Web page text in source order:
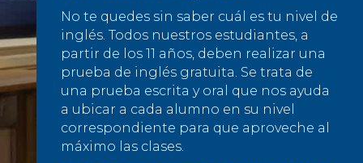
No te quedes sin saber cuál es tu nivel de
inglés. Todos nuestros estudiantes, a
partir de los 11 años, deben realizar una
prueba de inglés gratuita. Se trata de
una prueba escrita y oral que nos ayuda
a ubicar a cada alumno en su nivel
correspondiente para que aproveche al
máximo las clases.